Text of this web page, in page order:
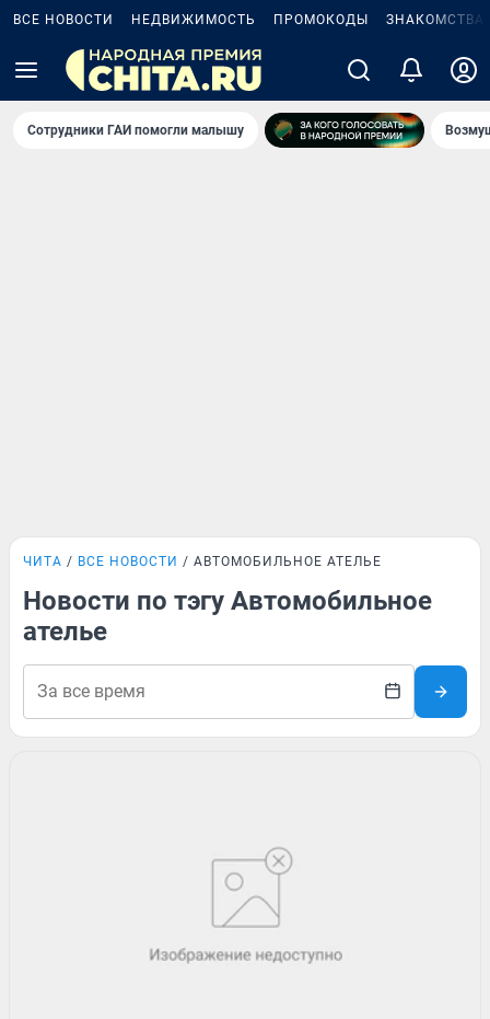
ВСЕ НОВОСТИ НЕДВИЖИМОСТЬ ПРОМОКОДЫ ЗНАКОМСТВА
Сотрудники ГАИ помогли малышу
ЧИТА ВСЕ НОВОСТИ АВТОМОБИЛЬНОЕ АТЕЛЬЕ
Новости по тэгу Автомобильное
ателье